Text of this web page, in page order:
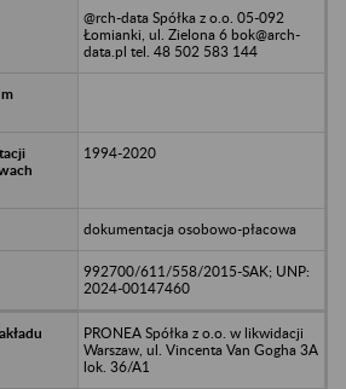
@rch-data Spółka z o.o. 05-092
Łomianki, ul. Zielona 6 bok@arch-
data.pl tel. 48 502 583 144
1994-2020
dokumentacja osobowo-płacowa
992700/611/558/2015-SAK; UNP:
2024-00147460
PRONEA Spółka z o.o. w likwidacji
Warszaw, ul. Vincenta Van Gogha 3A
lok. 36/A1